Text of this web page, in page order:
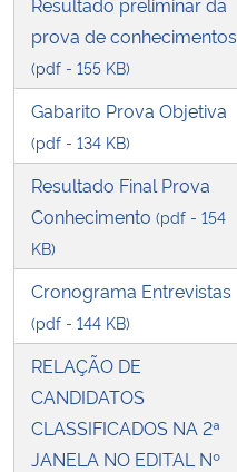
prova de conhecimentos
(pdf - 155 KB)
Gabarito Prova Objetiva
(pdf - 134 KB)
Resultado Final Prova
Conhecimento (pdf - 154
KB)
Cronograma Entrevistas
(pdf - 144 KB)
RELAÇÃO DE
CANDIDATOS
CLASSIFICADOS NA 2ª
JANELA NO EDITAL Nº